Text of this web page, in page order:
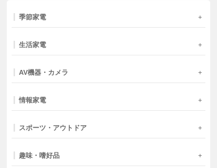
季節家電
生活家電
AV機器・カメラ
情報家電
スポーツ・アウトドア
趣味・嗜好品